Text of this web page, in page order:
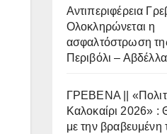
Αντιπεριφέρεια
Ολοκληρώνεται η
ασφαλτόστρωση
Περιβόλι – Αβδέλλα
ΓΡΕΒΕΝΑ ||
Καλοκαίρι 2026» :
με την βραβευμένη